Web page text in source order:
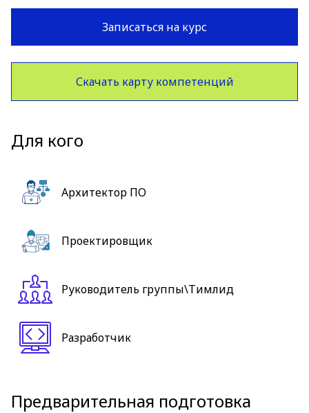
Записаться на курс
Скачать карту компетенций
Для кого
Архитектор ПО
Проектировщик
Руководитель группы\Тимлид
Разработчик
Предварительная подготовка